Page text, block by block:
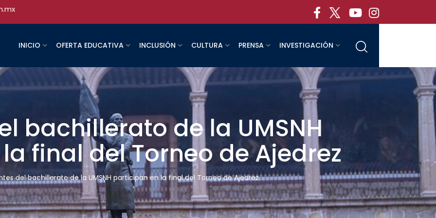
INICIO OFERTA EDUCATIVA INCLUSIÓN CULTURA PRENSA INVESTIGACIÓN
bachillerato de la UMSNH
final del Torneo de Ajedrez
del bachillerato de la UMSNH participan en la final del Torneo de Ajedrez